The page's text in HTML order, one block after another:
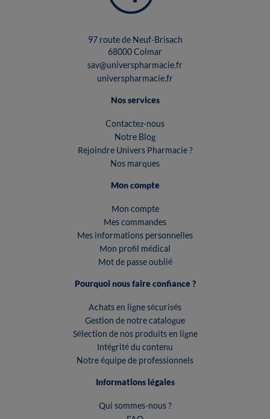
97 route de Neuf-Brisach
68000 Colmar
sav@universpharmacie.fr
universpharmacie.fr
Nos services
Contactez-nous
Notre Blog
Rejoindre Univers Pharmacie ?
Nos marques
Mon compte
Mon compte
Mes commandes
Mes informations personnelles
Mon profil médical
Mot de passe oublié
Pourquoi nous faire confiance ?
Achats en ligne sécurisés
Gestion de notre catalogue
Sélection de nos produits en ligne
Intégrité du contenu
Notre équipe de professionnels
Informations légales
Qui sommes-nous ?